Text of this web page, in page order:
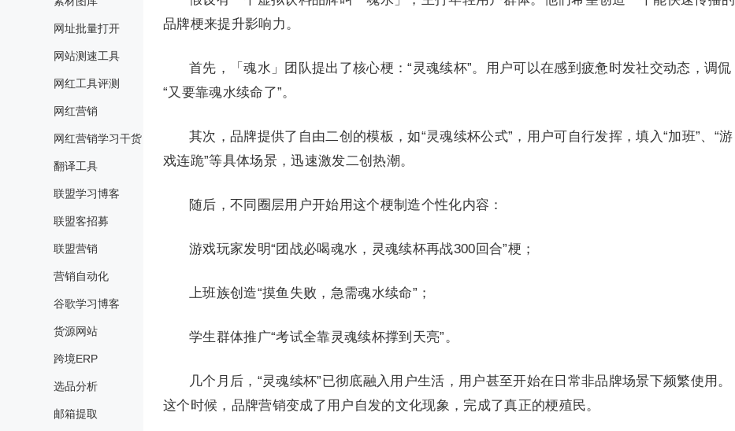
网址批量打开
网站测速工具
网红工具评测
网红营销
网红营销学习干货
翻译工具
联盟学习博客
联盟客招募
联盟营销
营销自动化
谷歌学习博客
货源网站
跨境ERP
选品分析
邮箱提取
品牌梗来提升影响力。
首先，「魂水」团队提出了核心梗：“灵魂续杯”。用户可以在感到疲惫时发社交动态，调侃
“又要靠魂水续命了”。
其次，品牌提供了自由二创的模板，如“灵魂续杯公式”，用户可自行发挥，填入“加班”、“游
戏连跪”等具体场景，迅速激发二创热潮。
随后，不同圈层用户开始用这个梗制造个性化内容：
游戏玩家发明“团战必喝魂水，灵魂续杯再战300回合”梗；
上班族创造“摸鱼失败，急需魂水续命”；
学生群体推广“考试全靠灵魂续杯撑到天亮”。
几个月后，“灵魂续杯”已彻底融入用户生活，用户甚至开始在日常非品牌场景下频繁使用。
这个时候，品牌营销变成了用户自发的文化现象，完成了真正的梗殖民。